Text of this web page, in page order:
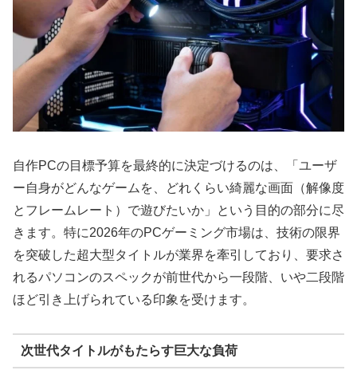
自作PCの目標予算を最終的に決定づけるのは、「ユーザ
ー自身がどんなゲームを、どれくらい綺麗な画面（解像度
とフレームレート）で遊びたいか」という目的の部分に尽
きます。特に2026年のPCゲーミング市場は、技術の限界
を突破した超大型タイトルが業界を牽引しており、要求さ
れるパソコンのスペックが前世代から一段階、いや二段階
ほど引き上げられている印象を受けます。
次世代タイトルがもたらす巨大な負荷